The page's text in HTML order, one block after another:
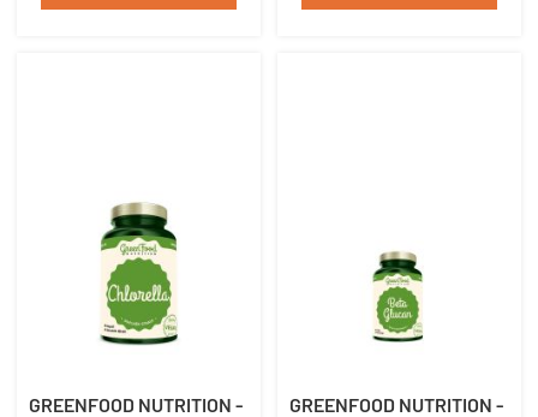
GREENFOOD NUTRITION -
GREENFOOD NUTRITION -